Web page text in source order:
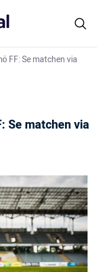
FF: Se matchen via
Se matchen via